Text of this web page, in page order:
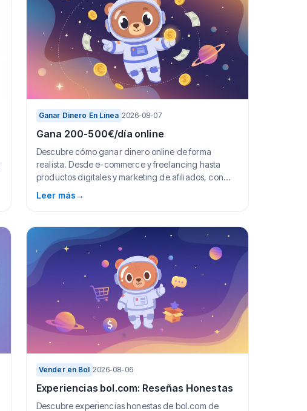
Ganar Dinero En Línea 2026-08-07
Gana 200-500€/día online
Descubre cómo ganar dinero online de forma
realista. Desde e-commerce y freelancing hasta
productos digitales y marketing de afiliados, con
pasos c...
Leer más→
Vender en Bol 2026-08-06
Experiencias bol.com: Reseñas Honestas
Descubre experiencias honestas de bol.com de